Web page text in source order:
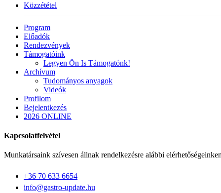
Közzététel
Close
Menu
Program
Előadók
Rendezvények
Támogatóink
Legyen Ön Is Támogatónk!
Archívum
Tudományos anyagok
Videók
Profilom
Bejelentkezés
2026 ONLINE
Kapcsolatfelvétel
Munkatársaink szívesen állnak rendelkezésre alábbi
+36 70 633 6654
info@gastro-update.hu